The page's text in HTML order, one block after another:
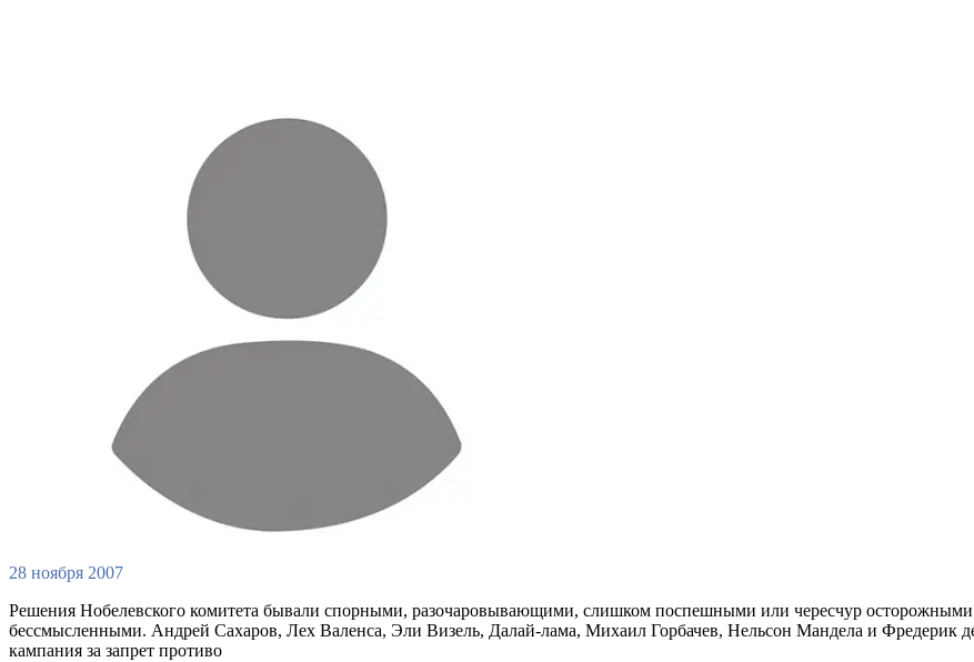
28 ноября 2007
Решения Нобелевского комитета бывали спорными, разочаровывающими, слишком поспешными или чересчур
бессмысленными. Андрей Сахаров, Лех Валенса, Эли Визель, Далай-лама, Михаил Горбачев, Нельсон Мандела и
кампания за запрет противо